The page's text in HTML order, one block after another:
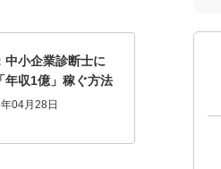
中小企業診断士に
年収1億」稼ぐ方法
04月28日